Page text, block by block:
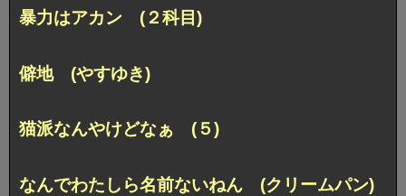
暴力はアカン (２科目)
僻地 (やすゆき)
猫派なんやけどなぁ (５)
なんでわたしら名前ないねん (クリームパン)